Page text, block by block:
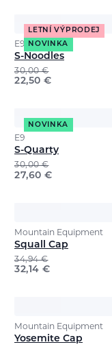
LETNÍ VÝPRODEJ
NOVINKA
E9
S-Noodles
30,00€
22,50 €
NOVINKA
E9
S-Quarty
30,00€
27,60 €
Mountain Equipment
Squall Cap
34,94€
32,14 €
Mountain Equipment
Yosemite Cap